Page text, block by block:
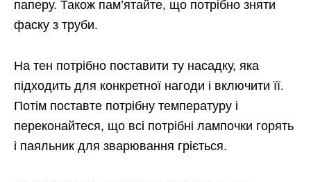
паперу. Також пам’ятайте, що потрібно зняти
фаску з труби.
На тен потрібно поставити ту насадку, яка
підходить для конкретної нагоди і включити її.
Потім поставте потрібну температуру і
переконайтеся, що всі потрібні лампочки горять
і паяльник для зварювання гріється.